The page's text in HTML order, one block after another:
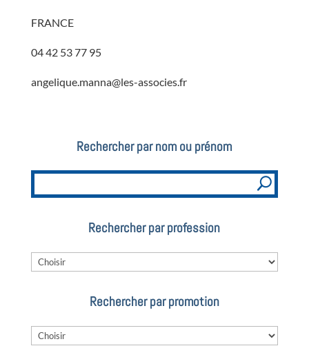
FRANCE
04 42 53 77 95
angelique.manna@les-associes.fr
Rechercher par nom ou prénom
Rechercher par profession
Rechercher par promotion